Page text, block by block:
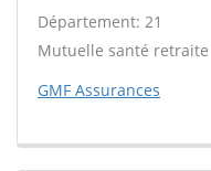
Département: 21
Mutuelle santé
GMF Assurances